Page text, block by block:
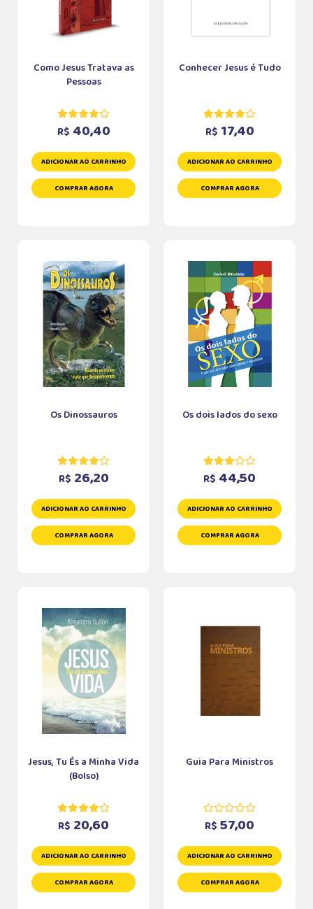
Como Jesus Tratava as
Pessoas
R$ 40,40
ADICIONAR AO CARRINHO
COMPRAR AGORA
Conhecer Jesus é Tudo
R$ 17,40
ADICIONAR AO CARRINHO
COMPRAR AGORA
Os Dinossauros
R$ 26,20
ADICIONAR AO CARRINHO
COMPRAR AGORA
Os dois lados do sexo
R$ 44,50
ADICIONAR AO CARRINHO
COMPRAR AGORA
Jesus, Tu És a Minha Vida
(Bolso)
R$ 20,60
ADICIONAR AO CARRINHO
COMPRAR AGORA
Guia Para Ministros
R$ 57,00
ADICIONAR AO CARRINHO
COMPRAR AGORA